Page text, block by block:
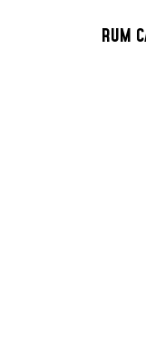
RUM